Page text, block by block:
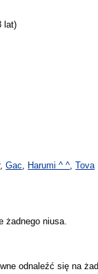
lat)
,Gac, Harumi ^ ^,Tova
żadnego niusa.
odnaleźć się na